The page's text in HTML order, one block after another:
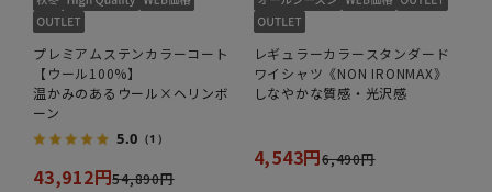
プレミアムステンカラーコート
【ウール100%】
温かみのあるウール×ヘリンボ
ーン
5.0 （1）
43,912円54,890円
レギュラーカラースタンダード
ワイシャツ《NON IRONMAX》
しなやかな質感・光沢感
4,543円6,490円